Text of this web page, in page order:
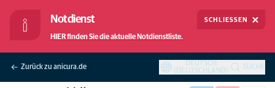
Notdienst
HIER finden Sie die aktuelle Notdienstliste.
SCHLIESSEN
Zurück zu anicura.de
DEUTSCH
(DEUTSCHLAND)
SUCHE